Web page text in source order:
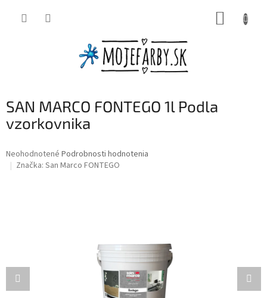
SAN MARCO FONTEGO 1l Podla
vzorkovnika
Priemerné
hodnotenie
Neohodnotené Podrobnosti hodnotenia
Značka: San Marco FONTEGO